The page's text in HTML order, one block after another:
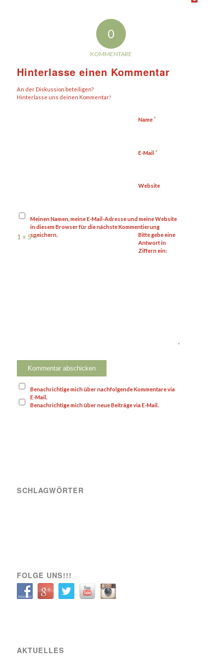
0
KOMMENTARE
Hinterlasse einen Kommentar
An der Diskussion beteiligen?
Hinterlasse uns deinen Kommentar!
Name*
E-Mail *
Website
Meinen Namen, meine E-Mail-Adresse und meine Website
in diesem Browser für die nächste Kommentierung
speichern.
Bitte gebe eine
Antwort in
Ziffern ein:
1 × 5 =
Benachrichtige mich über nachfolgende Kommentare via
E-Mail.
Benachrichtige mich über neue Beiträge via E-Mail.
SCHLAGWÖRTER
FOLGE UNS!!!
AKTUELLES